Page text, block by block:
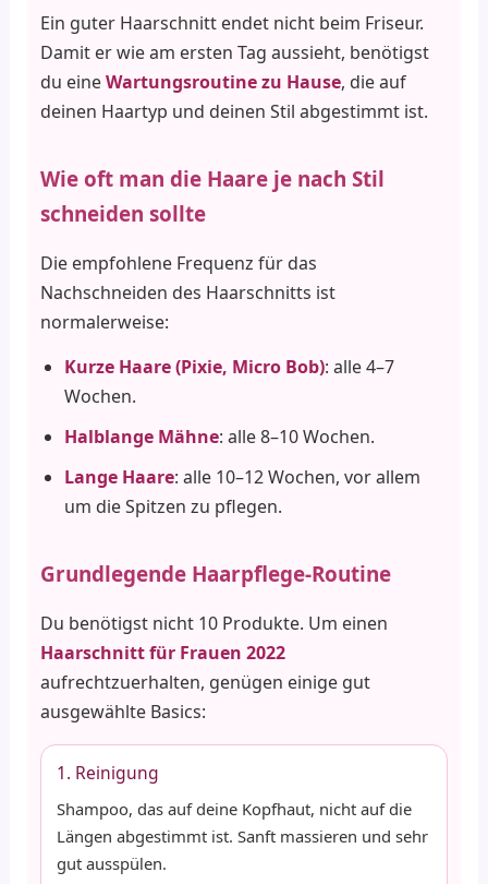
Ein guter Haarschnitt endet nicht beim Friseur.
Damit er wie am ersten Tag aussieht, benötigst
du eineWartungsroutine zu Hause, die auf
deinen Haartyp und deinen Stil abgestimmt ist.
Wie oft man die Haare je nach Stil
schneiden sollte
Die empfohlene Frequenz für das
Nachschneiden des Haarschnitts ist
normalerweise:
Kurze Haare (Pixie, Micro Bob): alle 4–7
Wochen.
Halblange Mähne: alle 8–10 Wochen.
Lange Haare: alle 10–12 Wochen, vor allem
um die Spitzen zu pflegen.
Grundlegende Haarpflege-Routine
Du benötigst nicht 10 Produkte. Um einen
Haarschnitt für Frauen 2022
aufrechtzuerhalten, genügen einige gut
ausgewählte Basics:
1. Reinigung
Shampoo, das auf deine Kopfhaut, nicht auf die
Längen abgestimmt ist. Sanft massieren und sehr
gut ausspülen.